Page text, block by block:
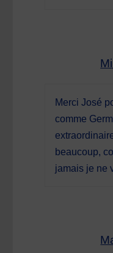
Merci José
comme
beaucoup,
jamais je ne